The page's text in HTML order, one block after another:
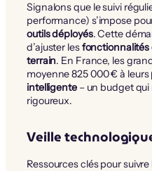
Signalons que le suivi
performance) s’impose
outils déployés. Cette
d’ajuster lesfonctionnalités
terrain. En France, les
moyenne 825 000 € à leurs
intelligente– un budget qui
rigoureux.
Veille
Ressources clés pour